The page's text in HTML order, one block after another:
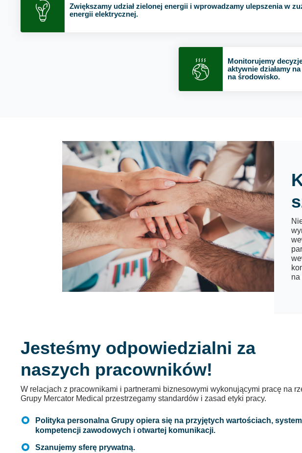
Zwiększamy udział zielonej energii i wprowadzamy ulepszenia w
energii elektrycznej.
Monitorujemy
aktywnie działamy
na środowisko.
na
Jesteśmy odpowiedzialni za
naszych pracowników!
W relacjach z pracownikami i partnerami biznesowymi wykonującymi pracę na
Grupy Mercator Medical przestrzegamy standardów i zasad etyki pracy.
Polityka personalna Grupy opiera się na przyjętych wartościach,
kompetencji zawodowych i otwartej komunikacji.
Szanujemy sferę prywatną.